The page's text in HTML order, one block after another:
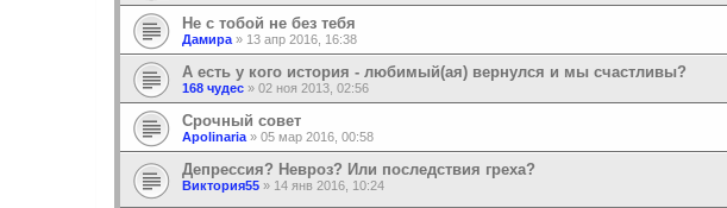
Не с тобой не без тебя
Дамира » 13 апр 2016, 16:38
А есть у кого история - любимый(ая) вернулся и мы счастливы?
168 чудес » 02 ноя 2013, 02:56
Срочный совет
Apolinaria » 05 мар 2016, 00:58
Депрессия? Невроз? Или последствия греха?
Виктория55 » 14 янв 2016, 10:24